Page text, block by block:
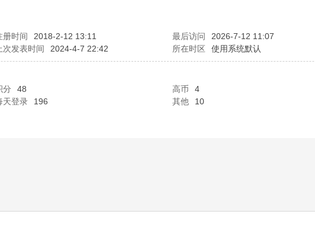
册时间 2018-2-12 13:11 最后访问
2026-7-12 11:07
次发表时间 2024-4-7 22:42 所在时区 使用系统默认
分 48 高币
4
天登录 196 其他
10